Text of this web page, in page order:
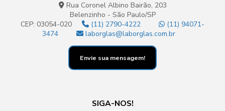
Rua Coronel Albino Bairão, 203
Belenzinho - São Paulo/SP
CEP: 03054-020
(11) 2790-4222
(11) 94071-
3474
laborglas@laborglas.com.br
Envie sua mensagem!
SIGA-NOS!